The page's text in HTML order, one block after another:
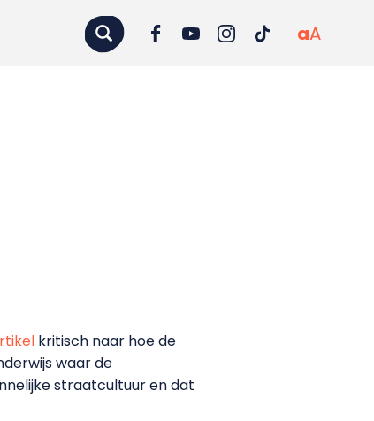
aA
kritisch naar hoe de
waar de
straatcultuur en dat